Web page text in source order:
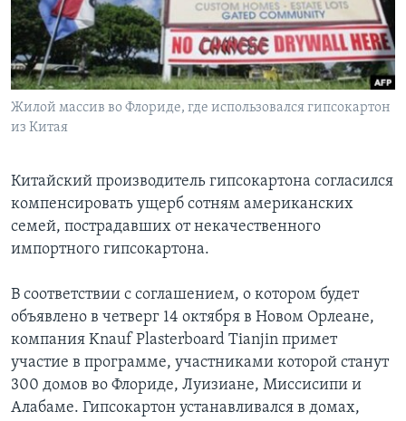
Learning English
СОЦИАЛЬНЫЕ СЕТИ
Жилой массив во Флориде, где использовался гипсокартон
из Китая
Китайский производитель гипсокартона согласился
компенсировать ущерб сотням американских
семей, пострадавших от некачественного
импортного гипсокартона.
В соответствии с соглашением, о котором будет
объявлено в четверг 14 октября в Новом Орлеане,
компания Knauf Plasterboard Tianjin примет
участие в программе, участниками которой станут
300 домов во Флориде, Луизиане, Миссисипи и
Алабаме. Гипсокартон устанавливался в домах,